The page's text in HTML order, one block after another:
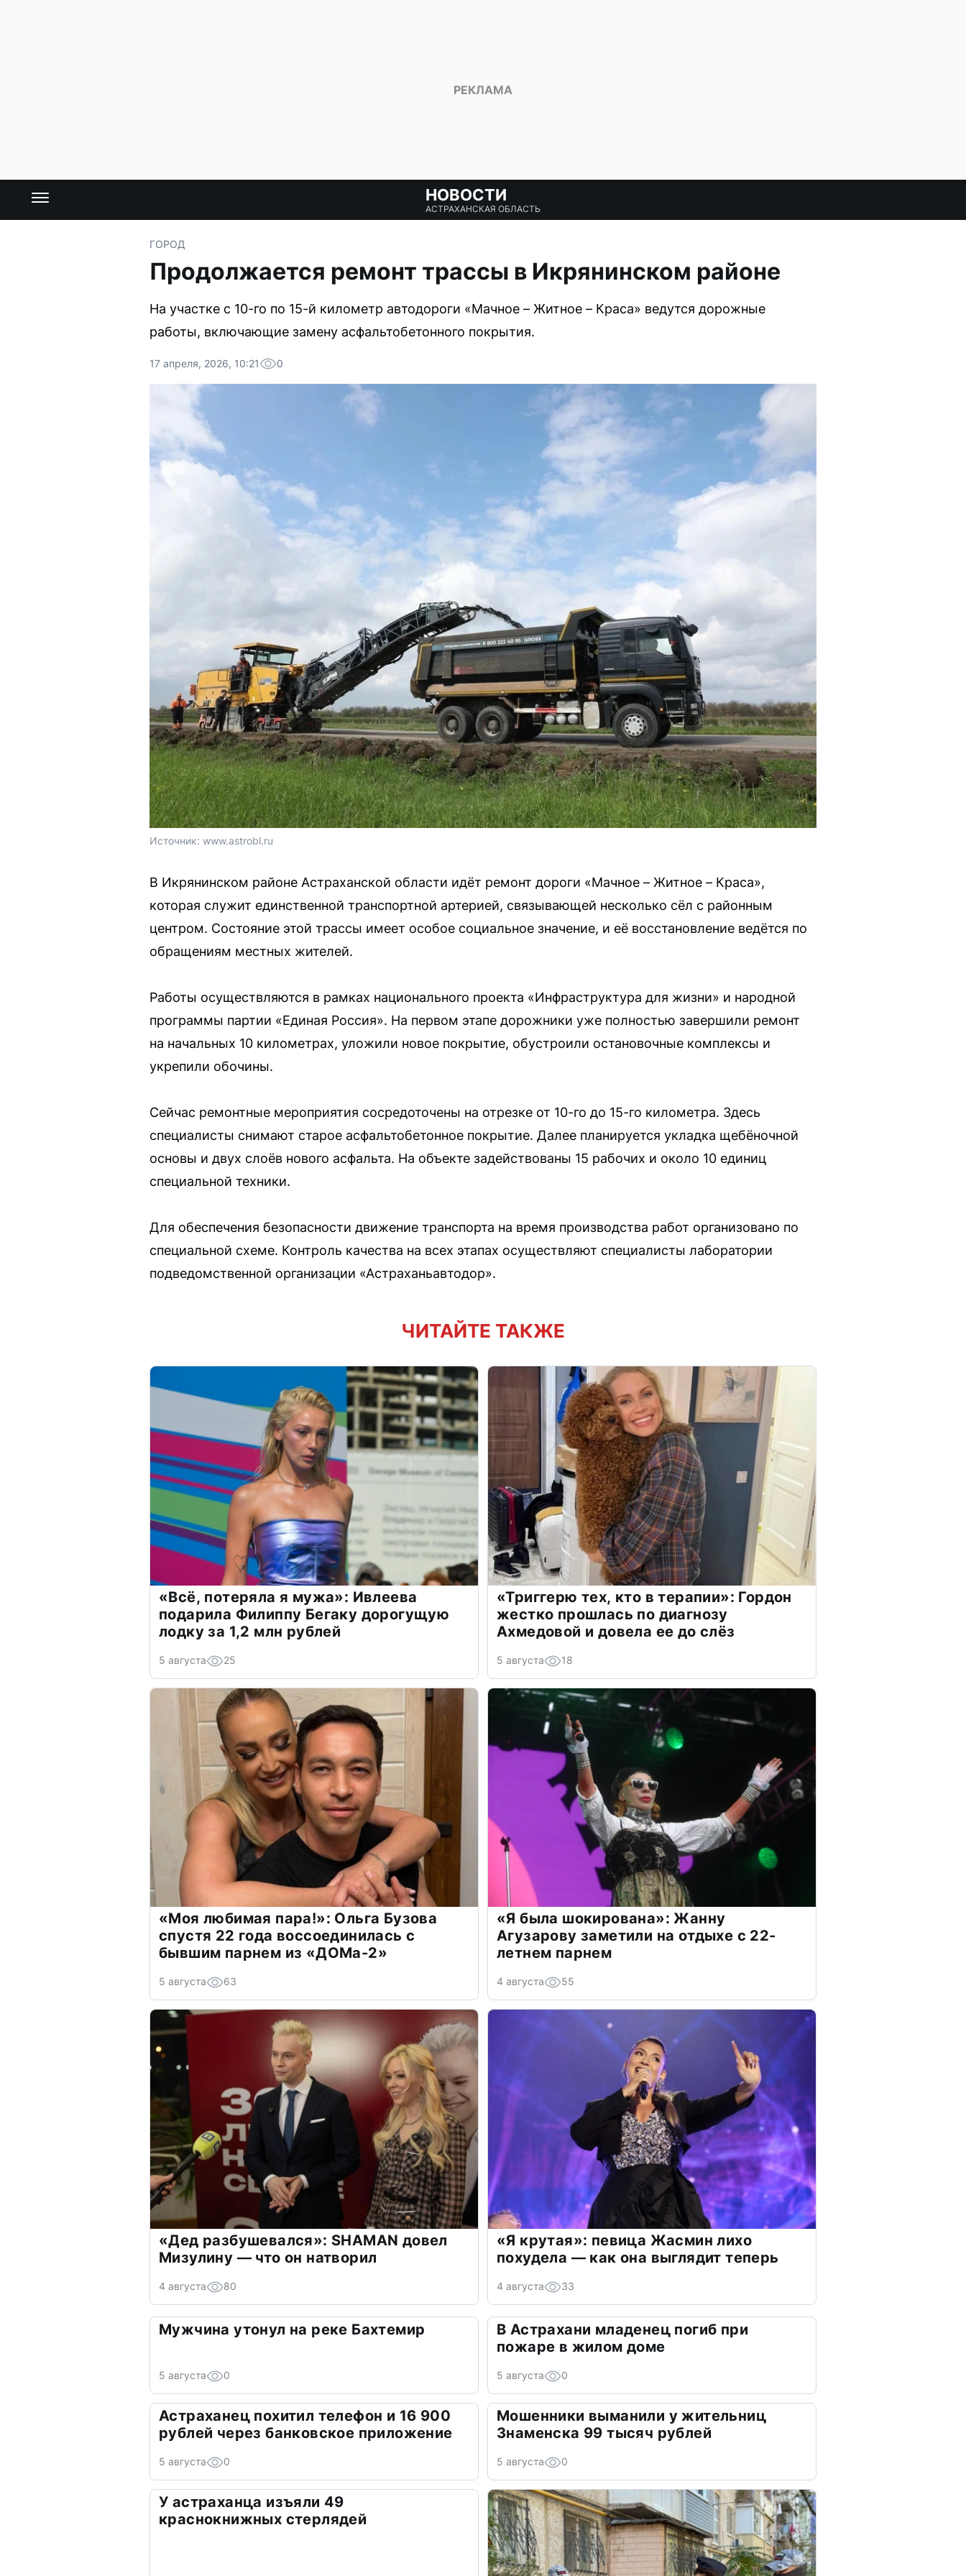
НОВОСТИ
АСТРАХАНСКАЯ ОБЛАСТЬ
ГОРОД
Продолжается ремонт трассы в Икрянинском районе
На участке с 10-го по 15-й километр автодороги «Мачное – Житное – Краса» ведутся дорожные
работы, включающие замену асфальтобетонного покрытия.
17 апреля, 2026, 10:21 0
Источник: www.astrobl.ru
В Икрянинском районе Астраханской области идёт ремонт дороги «Мачное – Житное – Краса»,
которая служит единственной транспортной артерией, связывающей несколько сёл с районным
центром. Состояние этой трассы имеет особое социальное значение, и её восстановление ведётся по
обращениям местных жителей.
Работы осуществляются в рамках национального проекта «Инфраструктура для жизни» и народной
программы партии «Единая Россия». На первом этапе дорожники уже полностью завершили ремонт
на начальных 10 километрах, уложили новое покрытие, обустроили остановочные комплексы и
укрепили обочины.
Сейчас ремонтные мероприятия сосредоточены на отрезке от 10-го до 15-го километра. Здесь
специалисты снимают старое асфальтобетонное покрытие. Далее планируется укладка щебёночной
основы и двух слоёв нового асфальта. На объекте задействованы 15 рабочих и около 10 единиц
специальной техники.
Для обеспечения безопасности движение транспорта на время производства работ организовано по
специальной схеме. Контроль качества на всех этапах осуществляют специалисты лаборатории
подведомственной организации «Астраханьавтодор».
ЧИТАЙТЕ ТАКЖЕ
«Всё, потеряла я мужа»: Ивлеева
подарила Филиппу Бегаку дорогущую
лодку за 1,2 млн рублей
5 августа 25
«Триггерю тех, кто в терапии»: Гордон
жестко прошлась по диагнозу
Ахмедовой и довела ее до слёз
5 августа 18
«Моя любимая пара!»: Ольга Бузова
спустя 22 года воссоединилась с
бывшим парнем из «ДОМа-2»
5 августа 63
«Я была шокирована»: Жанну
Агузарову заметили на отдыхе с 22-
летнем парнем
4 августа 55
«Дед разбушевался»: SHAMAN довел
Мизулину — что он натворил
4 августа 80
«Я крутая»: певица Жасмин лихо
похудела — как она выглядит теперь
4 августа 33
Мужчина утонул на реке Бахтемир
5 августа 0
В Астрахани младенец погиб при
пожаре в жилом доме
5 августа 0
Астраханец похитил телефон и 16 900
рублей через банковское приложение
5 августа 0
Мошенники выманили у жительниц
Знаменска 99 тысяч рублей
5 августа 0
У астраханца изъяли 49
краснокнижных стерлядей